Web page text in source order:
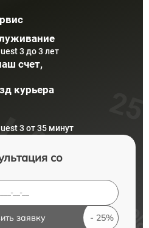
3 до 3 лет
счет,
курьера
3 от 35 минут
со
заявку